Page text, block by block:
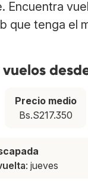
Encuentra
que tenga el
Precio medio
Bs.S217.350
: jueves